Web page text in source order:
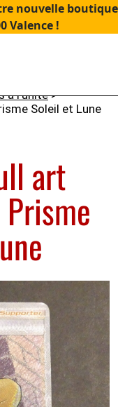
nouvelle boutique
Valence !
à l'unité>
Soleil et Lune
art